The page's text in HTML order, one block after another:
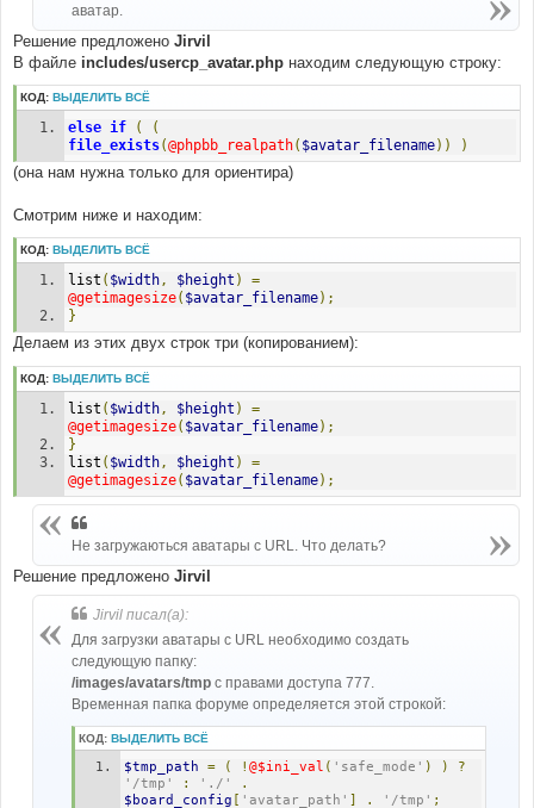
аватар.
Решение предложено Jirvil
В файле includes/usercp_avatar.php находим следующую строку:
КОД: ВЫДЕЛИТЬ ВСЁ
else if (
(
file_exists(@phpbb_realpath( $avatar_filename)) )
(она нам нужна только для ориентира)
Смотрим ниже и находим:
КОД: ВЫДЕЛИТЬ ВСЁ
list ( $width, $height )
=
@getimagesize( $avatar_filename);
}
Делаем из этих двух строк три (копированием):
КОД: ВЫДЕЛИТЬ ВСЁ
list ( $width , $height )
=
@getimagesize( $avatar_filename);
}
list ( $width , $height )
=
@getimagesize( $avatar_filename);
Не загружаються аватары с URL. Что делать?
Решение предложено Jirvil
Jirvil писал(а):
Для загрузки аватары с URL необходимо создать
следующую папку:
/images/avatars/tmp с правами доступа 777.
Временная папка форуме определяется этой строкой:
КОД: ВЫДЕЛИТЬ ВСЁ
$tmp_path = ( !@$ini_val ( 'safe_mode' ) )
?
'/tmp'
: './'
.
$board_config [ 'avatar_path' ] . '/tmp' ;